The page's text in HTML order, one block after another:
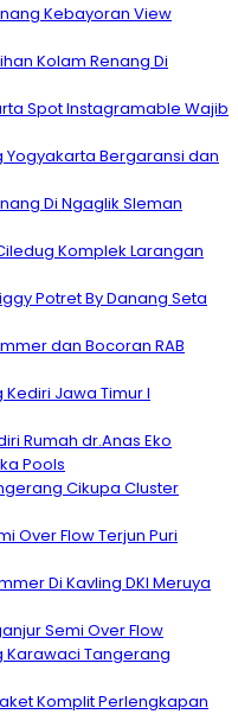
Kebayoran View
Kolam Renang Di
Spot Instagramable Wajib
Yogyakarta Bergaransi dan
Di Ngaglik Sleman
Komplek Larangan
Potret By Danang Seta
dan Bocoran RAB
Jawa Timur I
Rumah dr.Anas Eko
Pools
Cikupa Cluster
Over Flow Terjun Puri
Di Kavling DKI Meruya
Semi Over Flow
Karawaci Tangerang
Komplit Perlengkapan